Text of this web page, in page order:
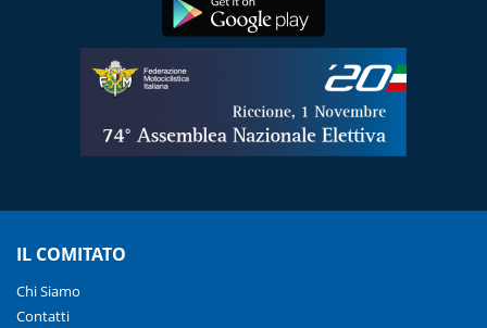
IL COMITATO
Chi Siamo
Contatti